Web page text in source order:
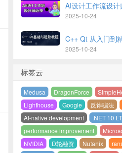
AI设计工作流设
2025-10-24
C++ Qt 从入门到
2025-10-24
标签云
Medusa DragonForce
Lighthouse
Google 反诈骗法
AI-native development
.NET 10
performance improvement
NVIDIA
D轮融资 Nutanix